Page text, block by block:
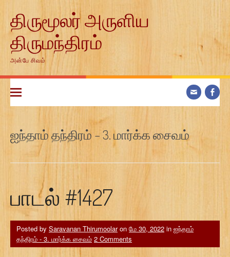
contentதிருமூலர் அருளிய
திருமந்திரம்
அன்பே சிவம்
ஐந்தாம் தந்திரம் – 3. மார்க்க சைவம்
பாடல் #1427
Posted by Saravanan Thirumoolaron மே 30, 2022 in ஐந்தாம்
தந்திரம் - 3. மார்க்க சைவம் 2 Comments